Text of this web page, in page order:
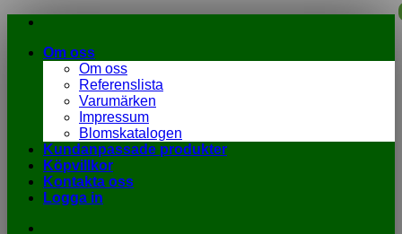
Skip
contentOm oss
Om oss
Referenslista
Varumärken
Impressum
Blomskatalogen
Kundanpassade produkter
Köpvillkor
Kontakta oss
Logga in